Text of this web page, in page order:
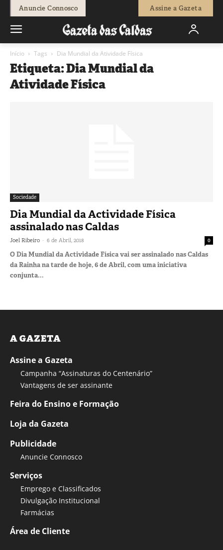
Anuncie Connosco Assine a Gazeta
Início Tags Dia Mundial da Atividade Física
Etiqueta: Dia Mundial da
Atividade Física
Sociedade
Dia Mundial da Actividade Física
assinalado nas Caldas
Joel Ribeiro - 6 de Abril, 2018 0
O Dia Mundial da Actividade Física vai ser assinalado nas Caldas
da Rainha na tarde de hoje, 6 de Abril, com uma iniciativa
conjunta...
A GAZETA
Assine a Gazeta
Campanha “Assinaturas do Centenário”
Vantagens de ser assinante
Feira do Ensino e Formação
Loja da Gazeta
Publicidade
Anuncie Connosco
Serviços
Emprego e Classificados
Divulgação Institucional
Farmácias
Área de Cliente